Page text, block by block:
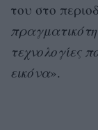
του στο
τεχνολογίες
εικόνα».